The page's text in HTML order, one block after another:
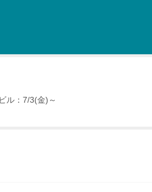
ル：7/3(金)～